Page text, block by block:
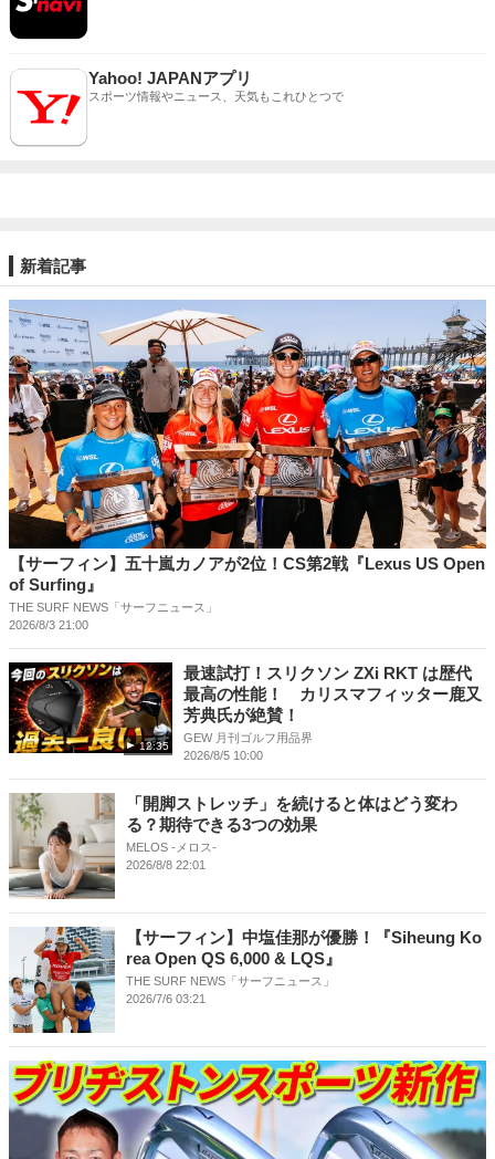
Yahoo! JAPANアプリ
スポーツ情報やニュース、天気もこれひとつで
新着記事
【サーフィン】五十嵐カノアが2位！CS第2戦『Lexus US Open
of Surfing』
THE SURF NEWS「サーフニュース」
2026/8/3 21:00
12:35
最速試打！スリクソン ZXi RKT は歴代
最高の性能！ カリスマフィッター鹿又
芳典氏が絶賛！
GEW 月刊ゴルフ用品界
2026/8/5 10:00
「開脚ストレッチ」を続けると体はどう変わ
る？期待できる3つの効果
MELOS -メロス-
2026/8/8 22:01
【サーフィン】中塩佳那が優勝！『Siheung Ko
rea Open QS 6,000 & LQS』
THE SURF NEWS「サーフニュース」
2026/7/6 03:21